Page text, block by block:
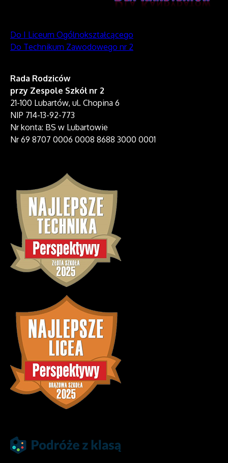
Do I Liceum Ogólnokształcącego
Do Technikum Zawodowego nr 2
Rada Rodziców
przy Zespole Szkół nr 2
21-100 Lubartów, ul. Chopina 6
NIP 714-13-92-773
Nr konta: BS w Lubartowie
Nr 69 8707 0006 0008 8688 3000 0001